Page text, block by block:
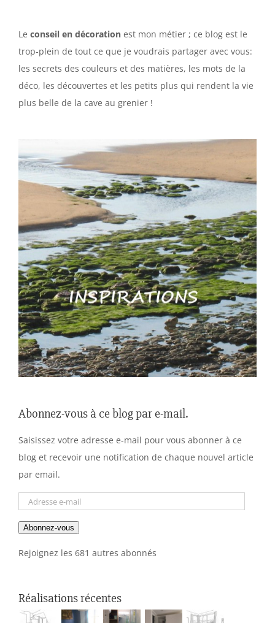
Le conseil en décoration est mon métier ; ce blog est le
trop-plein de tout ce que je voudrais partager avec vous:
les secrets des couleurs et des matières, les mots de la
déco, les découvertes et les petits plus qui rendent la vie
plus belle de la cave au grenier !
Abonnez-vous à ce blog par e-mail.
Saisissez votre adresse e-mail pour vous abonner à ce
blog et recevoir une notification de chaque nouvel article
par email.
Adresse
mail
Abonnez-vous
Rejoignez les 681 autres abonnés
Réalisations récentes